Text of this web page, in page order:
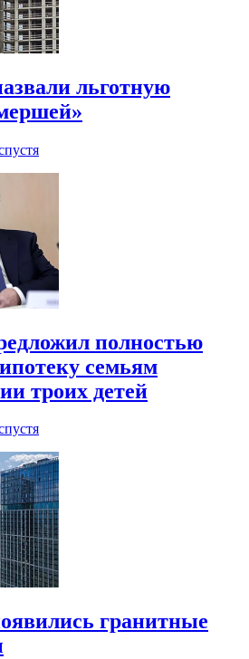
льготную
полностью
семьям
троих детей
гранитные